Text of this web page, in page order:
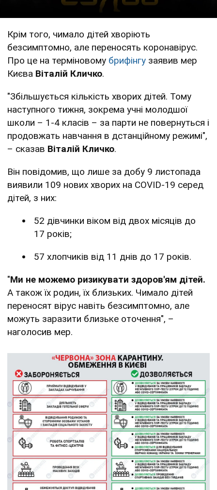
Крім того, чимало дітей хворіють
безсимптомно, але переносять коронавірус.
Про це на терміновому брифінгу заявив мер
Києва Віталій Кличко.
"Збільшується кількість хворих дітей. Тому
наступного тижня, зокрема учні молодшої
школи – 1-4 класів – за парти не повернуться і
продовжать навчання в дстанційному режимі",
– сказав Віталій Кличко.
Він повідомив, що лише за добу 9 листопада
виявили 109 нових хворих на COVID-19 серед
дітей, з них:
52 дівчинки віком від двох місяців до
17 років;
57 хлопчиків від 11 днів до 17 років.
"Ми не можемо ризикувати здоров'ям дітей.
А також їх родин, їх близьких. Чимало дітей
переносят вірус навіть безсимптомно, але
можуть заразити близьке оточення", –
наголосив мер.